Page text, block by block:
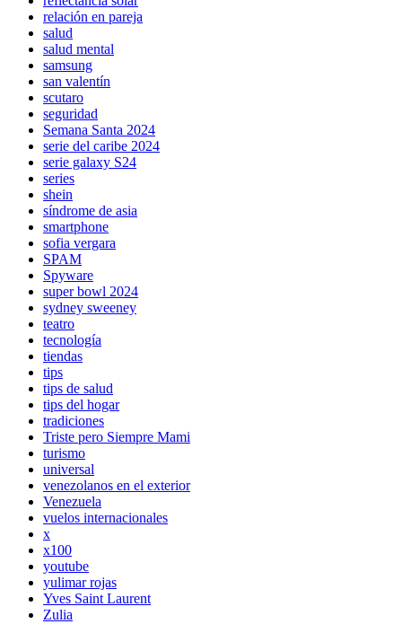
relación en pareja
salud
salud mental
samsung
san valentín
scutaro
seguridad
Semana Santa 2024
serie del caribe 2024
serie galaxy S24
series
shein
síndrome de asia
smartphone
sofia vergara
SPAM
Spyware
super bowl 2024
sydney sweeney
teatro
tecnología
tiendas
tips
tips de salud
tips del hogar
tradiciones
Triste pero Siempre Mami
turismo
universal
venezolanos en el exterior
Venezuela
vuelos internacionales
x
x100
youtube
yulimar rojas
Yves Saint Laurent
Zulia